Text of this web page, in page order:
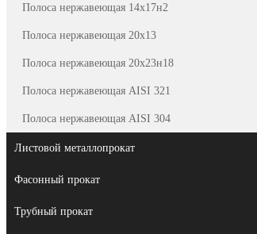
Полоса нержавеющая 14х17н2
Полоса нержавеющая 20х13
Полоса нержавеющая 20х23н18
Полоса нержавеющая AISI 321
Полоса нержавеющая AISI 304
Листовой металлопрокат
Фасонный прокат
Трубный прокат